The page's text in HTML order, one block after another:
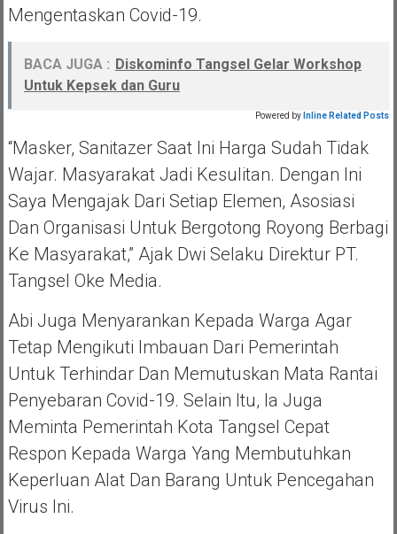
Mengentaskan Covid-19.
BACA JUGA : Diskominfo Tangsel Gelar Workshop
Untuk Kepsek dan Guru
Powered by Inline Related Posts
“Masker, Sanitazer Saat Ini Harga Sudah Tidak
Wajar. Masyarakat Jadi Kesulitan. Dengan Ini
Saya Mengajak Dari Setiap Elemen, Asosiasi
Dan Organisasi Untuk Bergotong Royong Berbagi
Ke Masyarakat,” Ajak Dwi Selaku Direktur PT.
Tangsel Oke Media.
Abi Juga Menyarankan Kepada Warga Agar
Tetap Mengikuti Imbauan Dari Pemerintah
Untuk Terhindar Dan Memutuskan Mata Rantai
Penyebaran Covid-19. Selain Itu, Ia Juga
Meminta Pemerintah Kota Tangsel Cepat
Respon Kepada Warga Yang Membutuhkan
Keperluan Alat Dan Barang Untuk Pencegahan
Virus Ini.